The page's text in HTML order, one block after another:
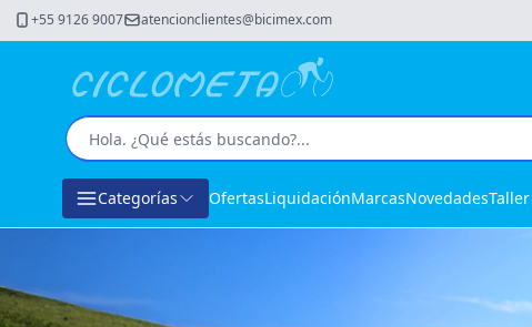
+55 9126 9007 atencionclientes@bicimex.com
Categorías OfertasLiquidaciónMarcasNovedades